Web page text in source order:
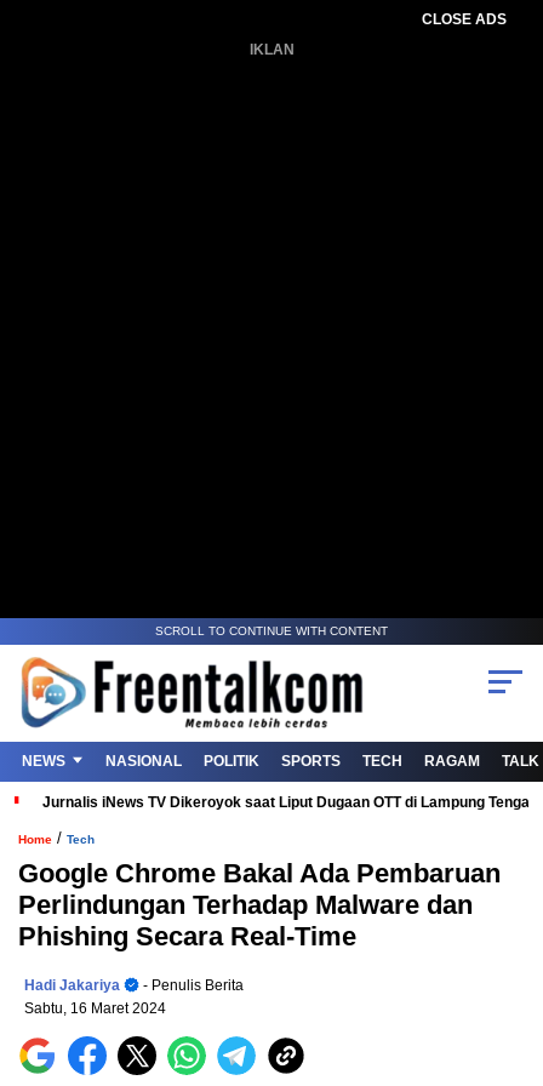
CLOSE ADS
IKLAN
SCROLL TO CONTINUE WITH CONTENT
NEWS NASIONAL POLITIK SPORTS TECH RAGAM TALK
Jurnalis iNews TV Dikeroyok saat Liput Dugaan OTT di Lampung
Home / Tech
Google Chrome Bakal Ada Pembaruan
Perlindungan Terhadap Malware dan
Phishing Secara Real-Time
Hadi Jakariya
- Penulis Berita
Sabtu, 16 Maret 2024